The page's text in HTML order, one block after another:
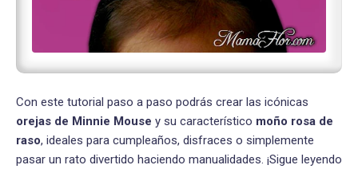
Con este tutorial paso a paso podrás crear las icónicas
orejas de Minnie Mouse y su característico moño rosa de
raso, ideales para cumpleaños, disfraces o simplemente
pasar un rato divertido haciendo manualidades. ¡Sigue leyendo